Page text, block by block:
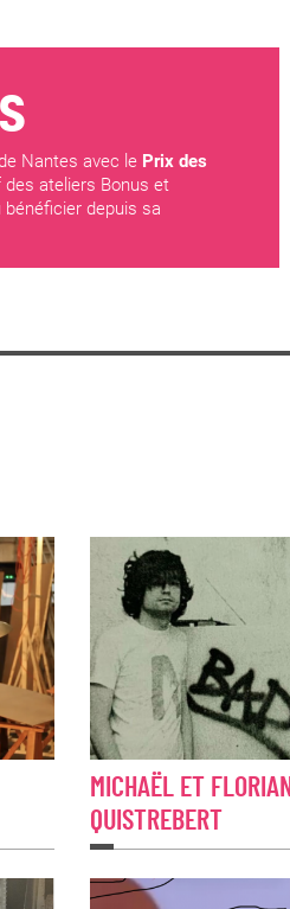
Nantes avec le Prix des
ateliers Bonus et
bénéficier depuis sa
MICHAËL ET FLORIAN
QUISTREBERT